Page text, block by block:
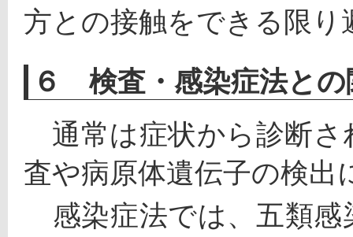
方との接触をできる限
６ 検査・感染症法との
通常は症状から診断さ
査や病原体遺伝子の検出
感染症法では、五類感